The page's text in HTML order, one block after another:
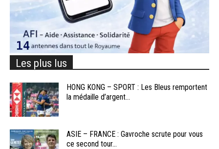
Les plus lus
HONG KONG – SPORT : Les Bleus remportent
la médaille d’argent...
ASIE – FRANCE : Gavroche scrute pour vous
ce second tour...